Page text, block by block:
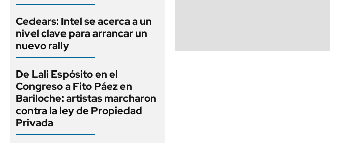
Cedears: Intel se acerca a un
nivel clave para arrancar un
nuevo rally
De Lali Espósito en el
Congreso a Fito Páez en
Bariloche: artistas marcharon
contra la ley de Propiedad
Privada